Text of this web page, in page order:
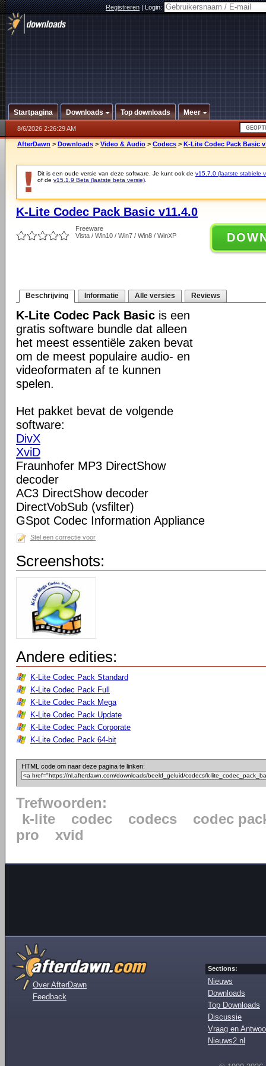
Registreren|Login:
Startpagina Downloads Top downloads Meer
8/6/2026 2:26:29 AM
AfterDawn > Downloads > Video & Audio > Codecs > K-Lite Codec Pack Basic
Dit is een oude versie van deze software. Je kunt ook de v15.7.0 (laatste stabiele
of de v15.1.9 Beta (laatste beta versie)
K-Lite Codec Pack Basic v11.4.0
Freeware
Vista / Win10 / Win7 / Win8 / WinXP
Beschrijving Informatie Alle versies Reviews
K-Lite Codec Pack Basic is een
gratis software bundle dat alleen
het meest essentiële zaken bevat
om de meest populaire audio- en
videoformaten af te kunnen
spelen.
Het pakket bevat de volgende
software:
DivX
XviD
Fraunhofer MP3 DirectShow
decoder
AC3 DirectShow decoder
DirectVobSub (vsfilter)
GSpot Codec Information Appliance
Stel een correctie voor
Screenshots:
Andere edities:
K-Lite Codec Pack Standard
K-Lite Codec Pack Full
K-Lite Codec Pack Mega
K-Lite Codec Pack Update
K-Lite Codec Pack Corporate
K-Lite Codec Pack 64-bit
HTML code om naar deze pagina te linken:
Trefwoorden:
k-lite
codec codecs
codec
pro
xvid
Over AfterDawn
Feedback
Sections:
Nieuws
Downloads
Top Downloads
Discussie
Vraag en
Nieuws2.nl